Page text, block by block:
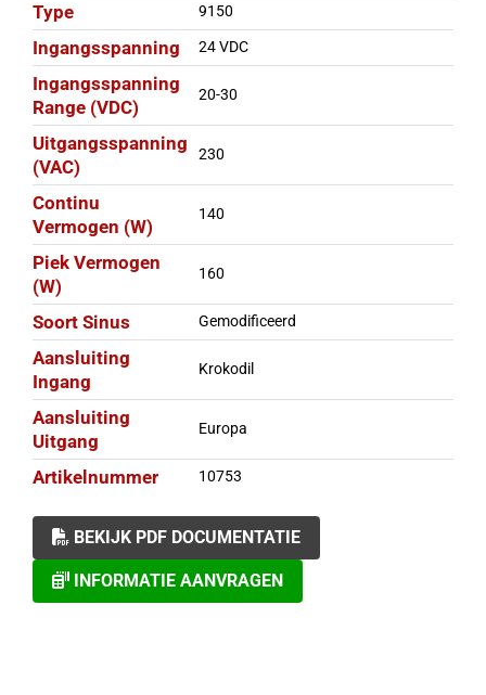
Type 9150
Ingangsspanning 24 VDC
Ingangsspanning
Range (VDC)
20-30
Uitgangsspanning
(VAC)
230
Continu
Vermogen (W)
140
Piek Vermogen
(W)
160
Soort Sinus Gemodificeerd
Aansluiting
Ingang
Krokodil
Aansluiting
Uitgang
Europa
Artikelnummer 10753
BEKIJK PDF DOCUMENTATIE
INFORMATIE AANVRAGEN